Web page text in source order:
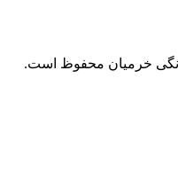
خرمیان محفوظ است.